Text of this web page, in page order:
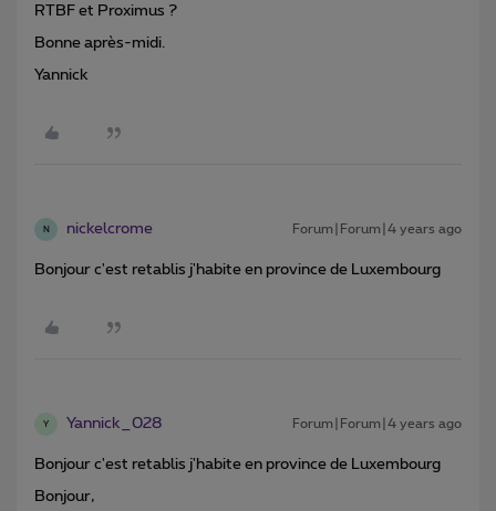
RTBF et Proximus ?
Bonne après-midi.
Yannick
N nickelcrome Forum|Forum|4 years ago
Bonjour c'est retablis j'habite en province de Luxembourg
Y Yannick_028 Forum|Forum|4 years ago
Bonjour c'est retablis j'habite en province de Luxembourg
Bonjour,